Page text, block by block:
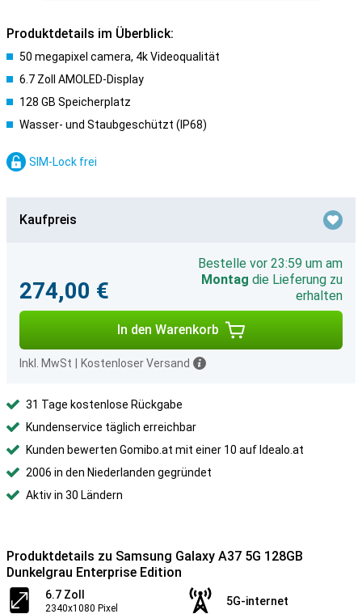
Produktdetails im Überblick:
50 megapixel camera, 4k Videoqualität
6.7 Zoll AMOLED-Display
128 GB Speicherplatz
Wasser- und Staubgeschützt (IP68)
SIM-Lock frei
Kaufpreis
274,00 €
Bestelle vor 23:59 um am
Montag die Lieferung zu
erhalten
In den Warenkorb
Inkl. MwSt Kostenloser Versand
31 Tage kostenlose Rückgabe
Kundenservice täglich erreichbar
Kunden bewerten Gomibo.at mit einer 10 auf Idealo.at
2006 in den Niederlanden gegründet
Aktiv in 30 Ländern
Produktdetails zu Samsung Galaxy A37 5G 128GB
Dunkelgrau Enterprise Edition
6.7 Zoll
2340x1080 Pixel
5G-internet